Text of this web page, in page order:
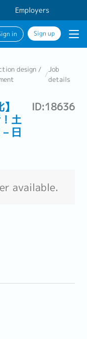
Employers
in Sign up
design /
/
Job
details
土
日
ID:18636
available.